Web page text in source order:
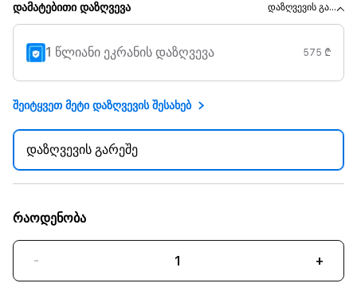
დამატებითი დაზღვევა დაზღვევის გა...
1 წლიანი ეკრანის დაზღვევა 575 ₾
შეიტყვეთ მეტი დაზღვევის შესახებ
დაზღვევის გარეშე
რაოდენობა
- +